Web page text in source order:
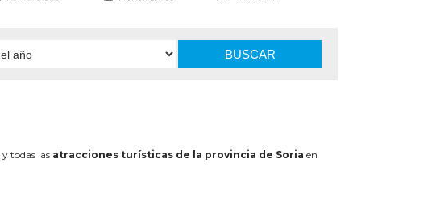
BUSCAR
y todas las atracciones turísticas de la provincia de Soria en